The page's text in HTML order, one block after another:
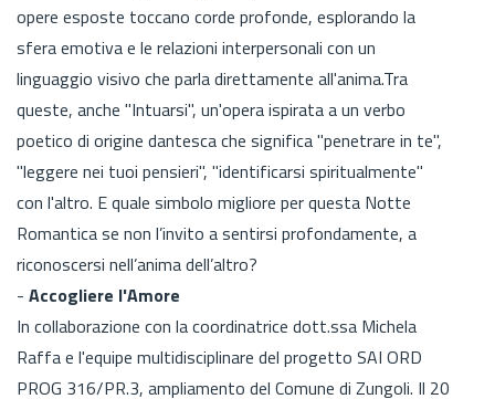
opere esposte toccano corde profonde, esplorando la
sfera emotiva e le relazioni interpersonali con un
linguaggio visivo che parla direttamente all'anima.Tra
queste, anche "Intuarsi", un'opera ispirata a un verbo
poetico di origine dantesca che significa "penetrare in te",
"leggere nei tuoi pensieri", "identificarsi spiritualmente"
con l'altro. E quale simbolo migliore per questa Notte
Romantica se non l’invito a sentirsi profondamente, a
riconoscersi nell’anima dell’altro?
- Accogliere l'Amore
In collaborazione con la coordinatrice dott.ssa Michela
Raffa e l'equipe multidisciplinare del progetto SAI ORD
PROG 316/PR.3, ampliamento del Comune di Zungoli. Il 20